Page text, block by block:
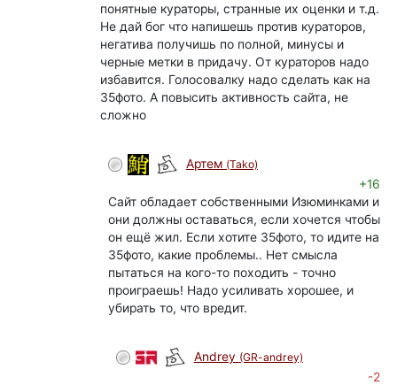
понятные кураторы, странные их оценки и т.д.
Не дай бог что напишешь против кураторов,
негатива получишь по полной, минусы и
черные метки в придачу. От кураторов надо
избавится. Голосовалку надо сделать как на
35фото. А повысить активность сайта, не
сложно
Артем (Tako)
+16
Сайт обладает собственными Изюминками и
они должны оставаться, если хочется чтобы
он ещё жил. Если хотите 35фото, то идите на
35фото, какие проблемы.. Нет смысла
пытаться на кого-то походить - точно
проиграешь! Надо усиливать хорошее, и
убирать то, что вредит.
Andrey (GR-andrey)
-2